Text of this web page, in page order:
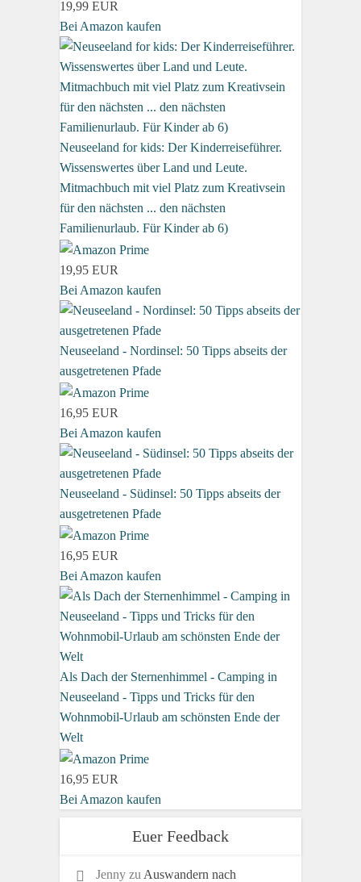
19,99 EUR
Bei Amazon kaufen
Neuseeland for kids: Der Kinderreiseführer.
Wissenswertes über Land und Leute.
Mitmachbuch mit viel Platz zum Kreativsein
für den nächsten ... den nächsten
Familienurlaub. Für Kinder ab 6)
19,95 EUR
Bei Amazon kaufen
Neuseeland - Nordinsel: 50 Tipps abseits der
ausgetretenen Pfade
16,95 EUR
Bei Amazon kaufen
Neuseeland - Südinsel: 50 Tipps abseits der
ausgetretenen Pfade
16,95 EUR
Bei Amazon kaufen
Als Dach der Sternenhimmel - Camping in
Neuseeland - Tipps und Tricks für den
Wohnmobil-Urlaub am schönsten Ende der
Welt
16,95 EUR
Bei Amazon kaufen
Euer Feedback
Jenny zu Auswandern nach